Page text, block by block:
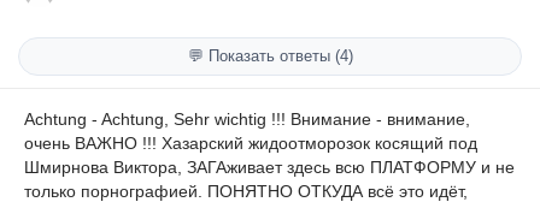
💬 Показать ответы (4)
Achtung - Achtung, Sehr wichtig !!! Внимание - внимание,
очень ВАЖНО !!! Хазарский жидоотморозок косящий под
Шмирнова Виктора, ЗАГАживает здесь всю ПЛАТФОРМУ и не
только порнографией. ПОНЯТНО ОТКУДА всё это идёт,